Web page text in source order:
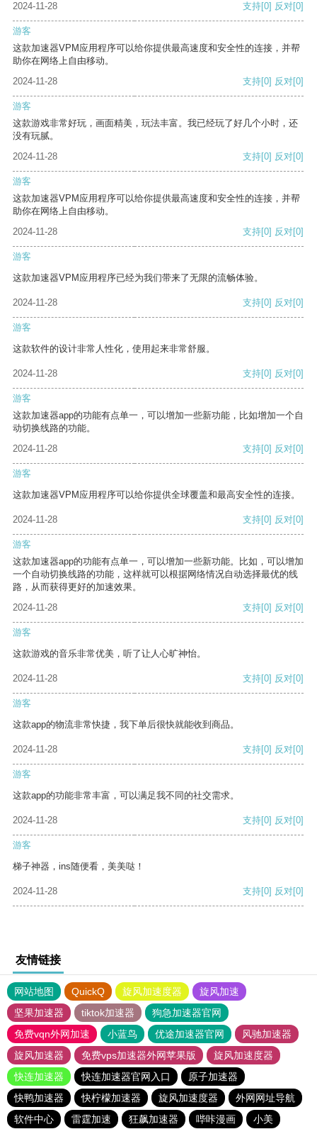
2024-11-28 支持[0] 反对[0]
游客
这款加速器VPM应用程序可以给你提供最高速度和安全性的连接，并帮
助你在网络上自由移动。
2024-11-28
支持[0] 反对[0]
游客
这款游戏非常好玩，画面精美，玩法丰富。我已经玩了好几个小时，还
没有玩腻。
2024-11-28
支持[0] 反对[0]
游客
这款加速器VPM应用程序可以给你提供最高速度和安全性的连接，并帮
助你在网络上自由移动。
2024-11-28
支持[0] 反对[0]
游客
这款加速器VPM应用程序已经为我们带来了无限的流畅体验。
2024-11-28 支持[0] 反对[0]
游客
这款软件的设计非常人性化，使用起来非常舒服。
2024-11-28 支持[0] 反对[0]
游客
这款加速器app的功能有点单一，可以增加一些新功能，比如增加一个自
动切换线路的功能。
2024-11-28
支持[0] 反对[0]
游客
这款加速器VPM应用程序可以给你提供全球覆盖和最高安全性的连接。
2024-11-28 支持[0] 反对[0]
游客
这款加速器app的功能有点单一，可以增加一些新功能。比如，可以增加
一个自动切换线路的功能，这样就可以根据网络情况自动选择最优的线
路，从而获得更好的加速效果。
2024-11-28
支持[0] 反对[0]
游客
这款游戏的音乐非常优美，听了让人心旷神怡。
2024-11-28 支持[0] 反对[0]
游客
这款app的物流非常快捷，我下单后很快就能收到商品。
2024-11-28 支持[0] 反对[0]
游客
这款app的功能非常丰富，可以满足我不同的社交需求。
2024-11-28 支持[0] 反对[0]
游客
梯子神器，ins随便看，美美哒！
2024-11-28 支持[0] 反对[0]
友情链接
网站地图 QuickQ 旋风加速度器
旋风加速
坚果加速器
tiktok加速器
狗急加速器官网
免费vqn外网加速
小蓝鸟 优途加速器官网
风驰加速器
旋风加速器
免费vps加速器外网苹果版
旋风加速度器
快连加速器
快连加速器官网入口
原子加速器
快鸭加速器
快柠檬加速器 旋风加速度器
外网网址导航
软件中心
雷霆加速 狂飙加速器 哔咔漫画 小美